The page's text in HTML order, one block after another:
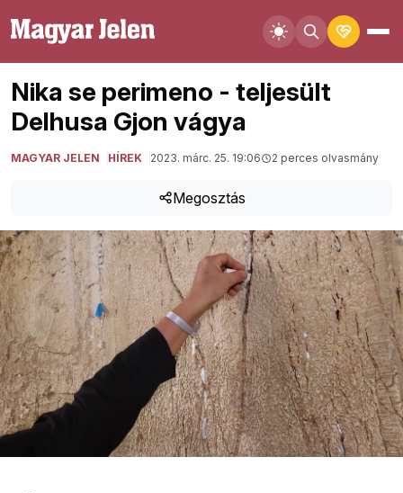
Nika se perimeno - teljesült
Delhusa Gjon vágya
MAGYAR JELEN HÍREK 2023. márc. 25. 19:06 2 perces olvasmány
Megosztás